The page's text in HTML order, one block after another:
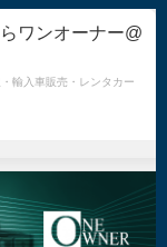
ワンオーナー@
輸入車販売・レンタカー